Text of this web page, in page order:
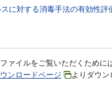
に対する消毒手法の有効性
ァイルをご覧いただくために
ンロードページ よりダウン